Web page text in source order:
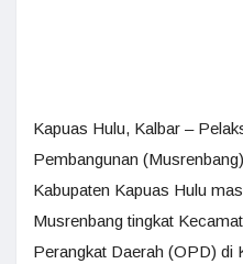
Kapuas Hulu, Kalbar –
Pembangunan
Kabupaten Kapuas Hulu
Musrenbang tingkat
Perangkat Daerah (OPD) di